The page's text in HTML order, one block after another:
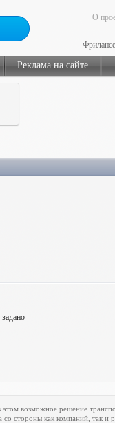
О
Реклама на сайте
этом возможное решение
стороны как компаний, так и